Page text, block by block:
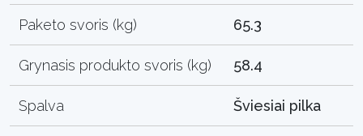
Paketo svoris (kg) 65.3
Grynasis produkto svoris (kg) 58.4
Spalva Šviesiai pilka